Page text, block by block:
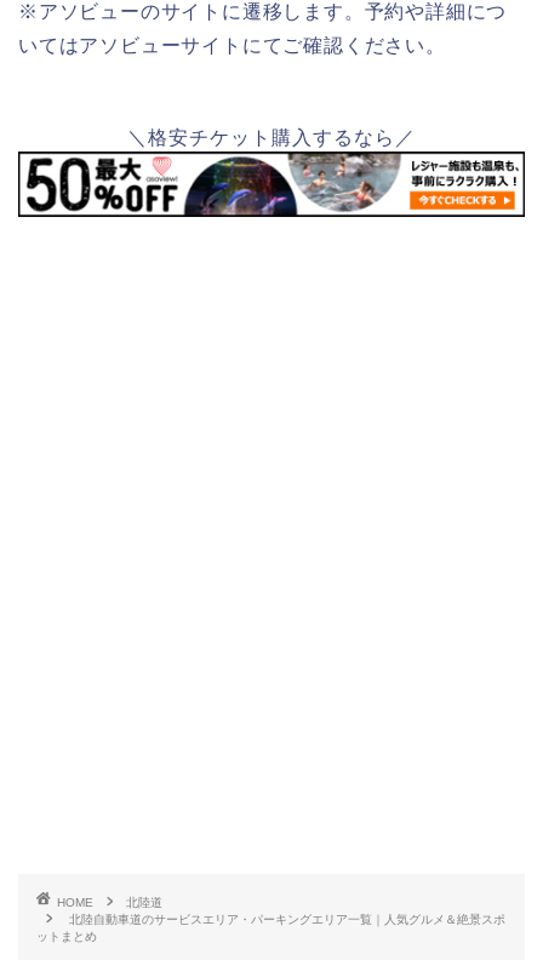
※アソビューのサイトに遷移します。予約や詳細につ
いてはアソビューサイトにてご確認ください。
＼格安チケット購入するなら／
HOME
北陸道
北陸自動車道のサービスエリア・パーキングエリア一覧｜人気グルメ＆絶景スポ
ットまとめ